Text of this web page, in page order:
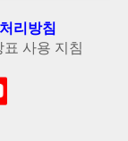
리방침
표 사용 지침